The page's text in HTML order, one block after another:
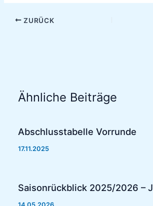
ZURÜCK
Ähnliche Beiträge
Abschlusstabelle Vorrunde
17.11.2025
Saisonrückblick 2025/2026 –